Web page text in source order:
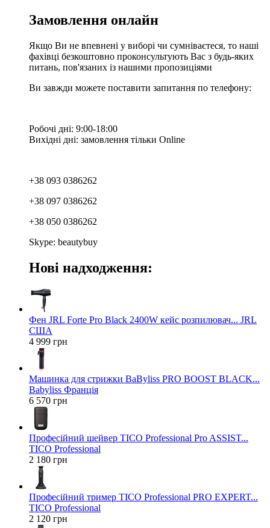
Замовлення онлайн
Якщо Ви не впевнені у виборі чи сумніваєтеся, то наші
фахівці безкоштовно проконсультують Вас з будь-яких
питань, пов'язаних із нашими пропозиціями
Ви завжди можете поставити запитання по телефону:
Робочі дні: 9:00-18:00
Вихідні дні: замовлення тільки Online
+38 093 0386262
+38 097 0386262
+38 050 0386262
Skype: beautybuy
Нові надходження:
Фен JRL Forte Pro Black 2400W кейс розпилювач... JRL
США
4 999 грн
Машинка для стрижки BaByliss PRO BOOST BLACK...
Babyliss Франція
6 570 грн
Професійний шейвер TICO Professional Pro ASSIST...
TICO Professional
2 180 грн
Професійний тример TICO Professional PRO EXPERT...
TICO Professional
2 120 грн